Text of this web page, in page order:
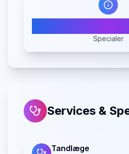
Specialer
Services &
Tandlæge